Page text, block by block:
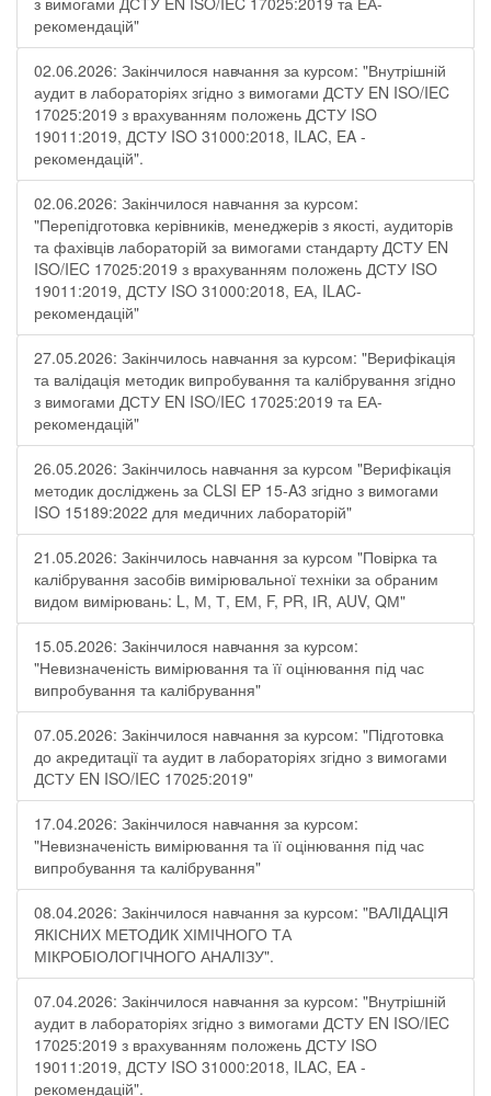
рекомендацій"
02.06.2026: Закінчилося навчання за курсом: "Внутрішній
аудит в лабораторіях згідно з вимогами ДСТУ EN ISO/IEC
17025:2019 з врахуванням положень ДСТУ ISO
19011:2019, ДСТУ ISO 31000:2018, ILAC, EA -
рекомендацій".
02.06.2026: Закінчилося навчання за курсом:
"Перепідготовка керівників, менеджерів з якості, аудиторів
та фахівців лабораторій за вимогами стандарту ДСТУ EN
ISO/IEC 17025:2019 з врахуванням положень ДСТУ ISO
19011:2019, ДСТУ ISO 31000:2018, ЕА, ILAC-
рекомендацій"
27.05.2026: Закінчилось навчання за курсом: "Верифікація
та валідація методик випробування та калібрування згідно
з вимогами ДСТУ EN ISO/IEC 17025:2019 та ЕА-
рекомендацій"
26.05.2026: Закінчилось навчання за курсом "Верифікація
методик досліджень за CLSI EP 15-A3 згідно з вимогами
ISO 15189:2022 для медичних лабораторій"
21.05.2026: Закінчилось навчання за курсом "Повірка та
калібрування засобів вимірювальної техніки за обраним
видом вимірювань: L, М, Т, ЕМ, F, РR, ІR, АUV, QМ"
15.05.2026: Закінчилося навчання за курсом:
"Невизначеність вимірювання та її оцінювання під час
випробування та калібрування"
07.05.2026: Закінчилося навчання за курсом: "Підготовка
до акредитації та аудит в лабораторіях згідно з вимогами
ДСТУ EN ISO/IEC 17025:2019"
17.04.2026: Закінчилося навчання за курсом:
"Невизначеність вимірювання та її оцінювання під час
випробування та калібрування"
08.04.2026: Закінчилося навчання за курсом: "ВАЛІДАЦІЯ
ЯКІСНИХ МЕТОДИК ХІМІЧНОГО ТА
МІКРОБІОЛОГІЧНОГО АНАЛІЗУ".
07.04.2026: Закінчилося навчання за курсом: "Внутрішній
аудит в лабораторіях згідно з вимогами ДСТУ EN ISO/IEC
17025:2019 з врахуванням положень ДСТУ ISO
19011:2019, ДСТУ ISO 31000:2018, ILAC, EA -
рекомендацій".